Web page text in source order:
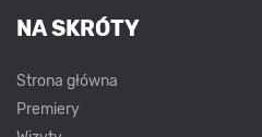
NA SKRÓTY
Strona główna
Premiery